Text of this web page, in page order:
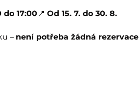
do 17:00📍 Od 15. 7. do 30. 8.
– není potřeba žádná rezervace